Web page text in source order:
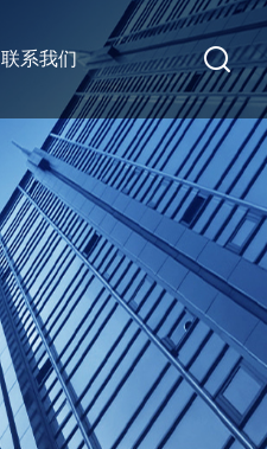
联系我们